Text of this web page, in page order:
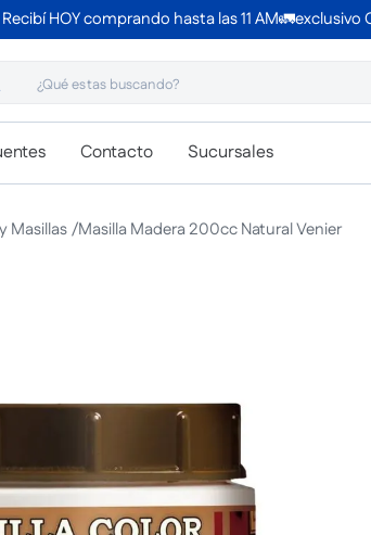
Recibí HOY comprando hasta las 11
estas buscando?
Contacto Sucursales
Masillas Masilla Madera 200cc Natural Venier